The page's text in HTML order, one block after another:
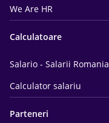
We Are HR
Calculatoare
Salario - Salarii Romania
Calculator salariu
Parteneri